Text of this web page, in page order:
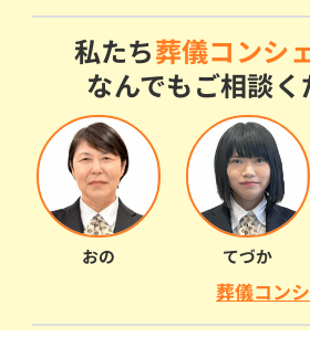
おの てづか
私たち葬儀コンシ
なんでもご相談く
葬儀コン